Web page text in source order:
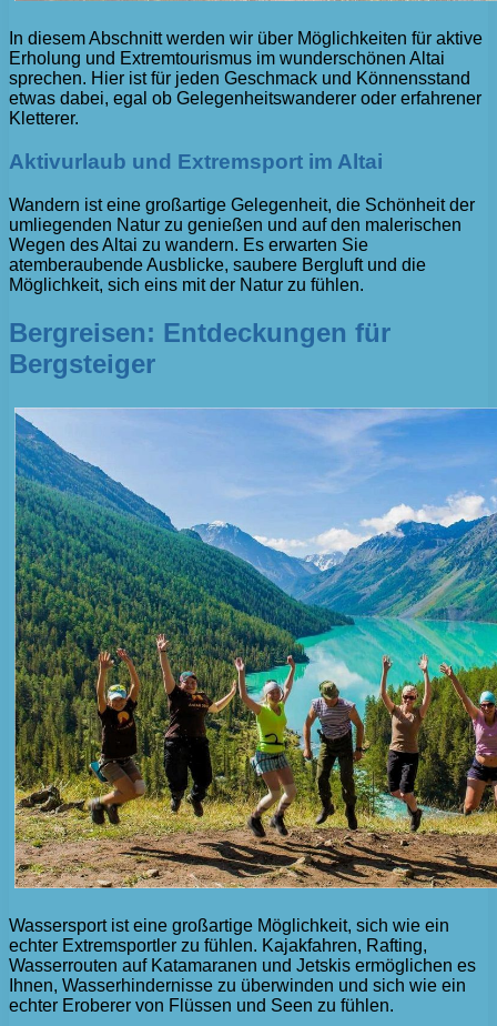
In diesem Abschnitt werden wir über Möglichkeiten für aktive
Erholung und Extremtourismus im wunderschönen Altai
sprechen. Hier ist für jeden Geschmack und Könnensstand
etwas dabei, egal ob Gelegenheitswanderer oder erfahrener
Kletterer.
Aktivurlaub und Extremsport im Altai
Wandern ist eine großartige Gelegenheit, die Schönheit der
umliegenden Natur zu genießen und auf den malerischen
Wegen des Altai zu wandern. Es erwarten Sie
atemberaubende Ausblicke, saubere Bergluft und die
Möglichkeit, sich eins mit der Natur zu fühlen.
Bergreisen: Entdeckungen für
Bergsteiger
Wassersport ist eine großartige Möglichkeit, sich wie ein
echter Extremsportler zu fühlen. Kajakfahren, Rafting,
Wasserrouten auf Katamaranen und Jetskis ermöglichen es
Ihnen, Wasserhindernisse zu überwinden und sich wie ein
echter Eroberer von Flüssen und Seen zu fühlen.